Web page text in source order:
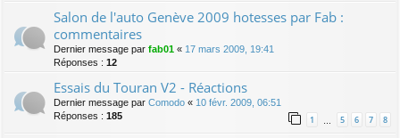
Salon de l'auto Genève 2009 hotesses par Fab :
commentaires
Dernier message par fab01 « 17 mars 2009, 19:41
Réponses : 12
Essais du Touran V2 - Réactions
Dernier message par Comodo « 10 févr. 2009, 06:51
Réponses : 185 1 … 5 6 7 8